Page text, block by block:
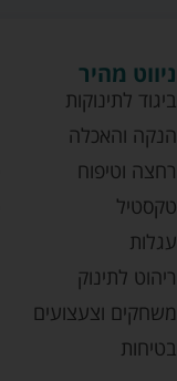
ניווט מהיר
ביגוד לתינוקות
הנקה והאכלה
רחצה וטיפוח
טקסטיל
עגלות
ריהוט לתינוק
משחקים וצעצועים
בטיחות